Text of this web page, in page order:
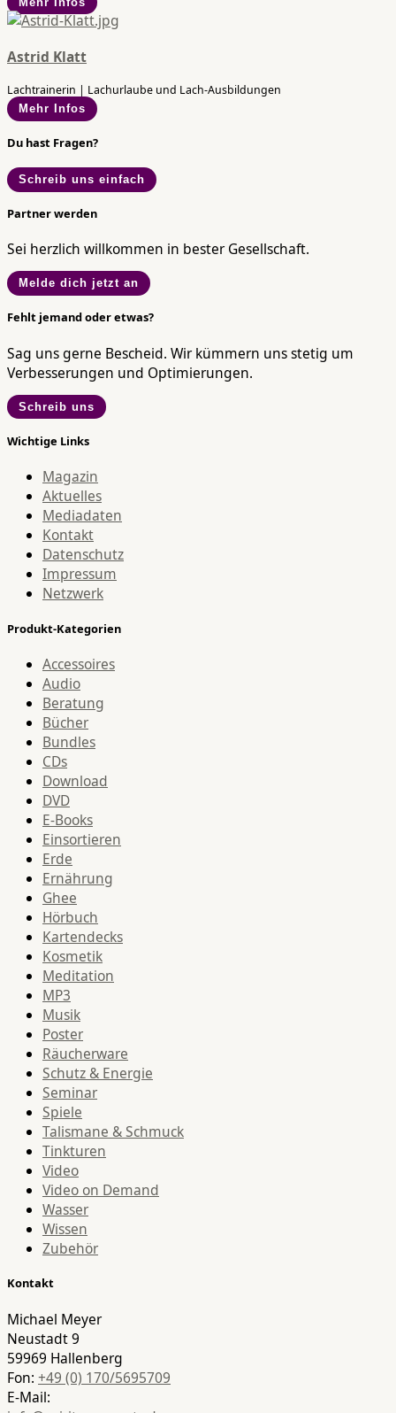
Astrid Klatt
Lachtrainerin | Lachurlaube und Lach-Ausbildungen
Mehr Infos
Du hast Fragen?
Schreib uns einfach
Partner werden
Sei herzlich willkommen in bester Gesellschaft.
Melde dich jetzt an
Fehlt jemand oder etwas?
Sag uns gerne Bescheid. Wir kümmern uns stetig um
Verbesserungen und Optimierungen.
Schreib uns
Wichtige Links
Magazin
Aktuelles
Mediadaten
Kontakt
Datenschutz
Impressum
Netzwerk
Produkt-Kategorien
Accessoires
Audio
Beratung
Bücher
Bundles
CDs
Download
DVD
E-Books
Einsortieren
Erde
Ernährung
Ghee
Hörbuch
Kartendecks
Kosmetik
Meditation
MP3
Musik
Poster
Räucherware
Schutz & Energie
Seminar
Spiele
Talismane & Schmuck
Tinkturen
Video
Video on Demand
Wasser
Wissen
Zubehör
Kontakt
Michael Meyer
Neustadt 9
59969 Hallenberg
Fon: +49 (0) 170/5695709
E-Mail: